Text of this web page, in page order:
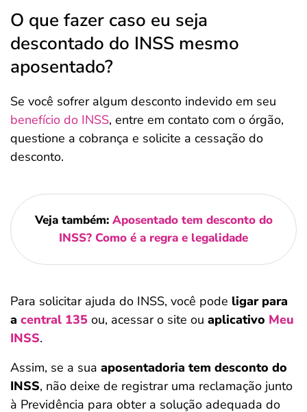
O que fazer caso eu seja
descontado do INSS mesmo
aposentado?
Se você sofrer algum desconto indevido em seu
benefício do INSS, entre em contato com o órgão,
questione a cobrança e solicite a cessação do
desconto.
Veja também: Aposentado tem desconto do
INSS? Como é a regra e legalidade
Para solicitar ajuda do INSS, você pode ligar para
a central 135 ou, acessar o site ou aplicativo Meu
INSS.
Assim, se a sua aposentadoria tem desconto do
INSS, não deixe de registrar uma reclamação junto
à Previdência para obter a solução adequada do